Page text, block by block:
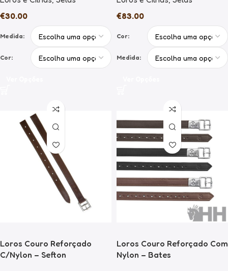
€30.00
Medida:
Cor:
€83.00
Cor:
Medida:
Loros Couro Reforçado
C/Nylon – Sefton
Loros Couro Reforçado Com
Nylon – Bates